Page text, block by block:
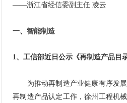
——浙江省经信委副主任 凌云
一、智能制造
1、工信部近日公示《再制造产品目
为推动再制造产业健康有序发展
再制造产品认定工作，徐州工程机